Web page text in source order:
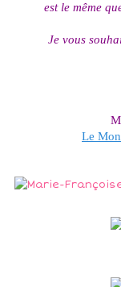
est le même
Je vous
Le